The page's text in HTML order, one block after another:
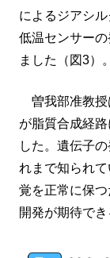
によるジアシ
低温センサー
ました（図3）。
曽我部准教授
が脂質合成経
した。遺伝子
れまで知られ
覚を正常に保
開発が期待で